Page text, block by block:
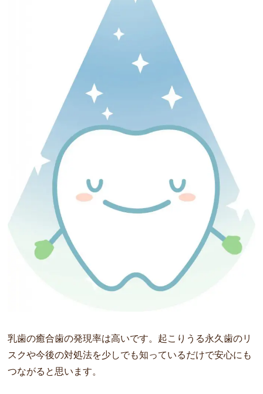
乳歯の癒合歯の発現率は高いです。起こりうる永久歯のリ
スクや今後の対処法を少しでも知っているだけで安心にも
つながると思います。